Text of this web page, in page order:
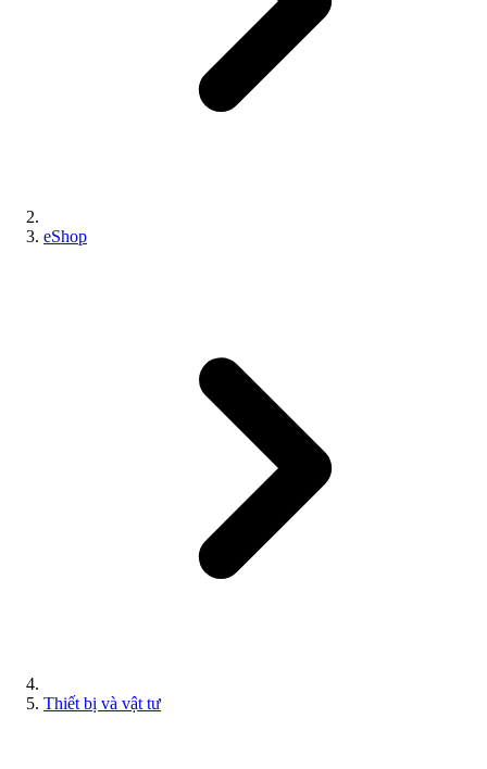
eShop
Thiết bị và vật tư